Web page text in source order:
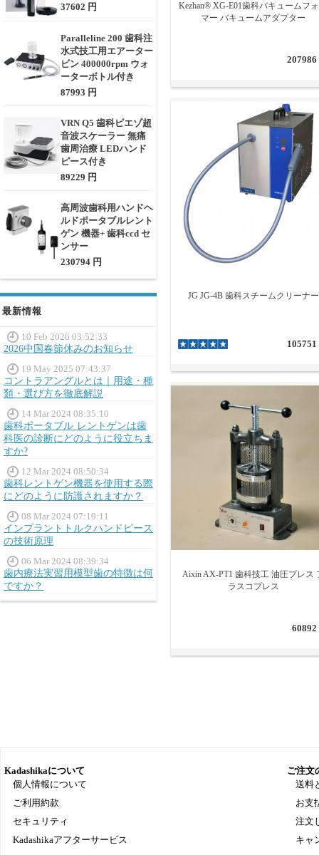
37602 円
Paralleline 200 歯科注
水式技工用エアーター
ビン 400000rpm ウォ
ーターボトル付き
87993 円
VRN Q5 歯科ピエゾ超
音波スケーラー 無痛
歯周治療 LEDハンド
ピース付き
89229 円
高周波歯科用ハンドヘ
ルドポータブルレント
ゲン 機器+ 歯科ccd セ
ンサー
230794 円
最新情報
10 Feb 2026 03:52:33
2026中国春節休みのお知らせ
19 May 2025 07:43:37
コントラアングルとは｜用途・種
類・選び方を徹底解説
14 Mar 2024 08:35:10
歯科ポータブル レントゲンは歯
科医の診断にどのように役立ちま
すか?
12 Mar 2024 08:50:34
歯科レントゲン機器を使用する際
にどのように防護されますか？
08 Mar 2024 07:19:11
インプラントトルクハンドピース
の技術原理
06 Mar 2024 08:39:34
歯内療法実習用模型歯の特徴は何
ですか？
Kezhan® XG-E01歯科バキュームフ
マー バキュームアダプター
207986
JG JG-4B 歯科スチームクリーナー
105751
Aixin AX-PT1 歯科技工 油圧プレス
ラスコプレス
60892
Kadashikaについて
個人情報について
ご利用約款
セキュリティ
Kadashikaアフターサービス
ご注文
送料
お支
注文
キャ